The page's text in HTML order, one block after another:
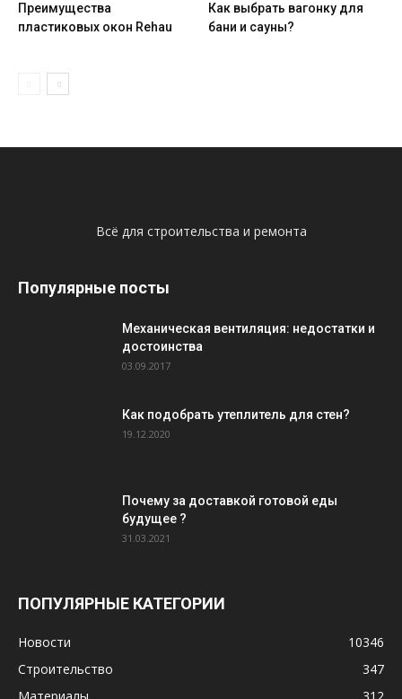
Преимущества
пластиковых окон Rehau
Как выбрать вагонку для
бани и сауны?
Всё для строительства и ремонта
Популярные посты
Механическая вентиляция: недостатки и
достоинства
03.09.2017
Как подобрать утеплитель для стен?
19.12.2020
Почему за доставкой готовой еды
будущее ?
31.03.2021
ПОПУЛЯРНЫЕ КАТЕГОРИИ
Новости
10346
Строительство
347